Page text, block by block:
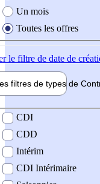
Un mois
Toutes les offres
le filtre de date de
filtres de types de
contrat
CDI
CDD
Intérim
CDI Intérimaire